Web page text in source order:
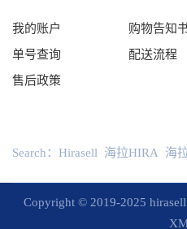
我的账户
单号查询
售后政策
购物告知
配送流程
Search： Hirasell 海拉HIRA 海
Copyright © 2019-2025